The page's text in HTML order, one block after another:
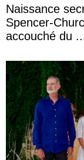
Naissance
Spencer-